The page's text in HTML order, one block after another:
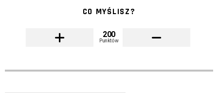
CO MYŚLISZ?
200
Punktów